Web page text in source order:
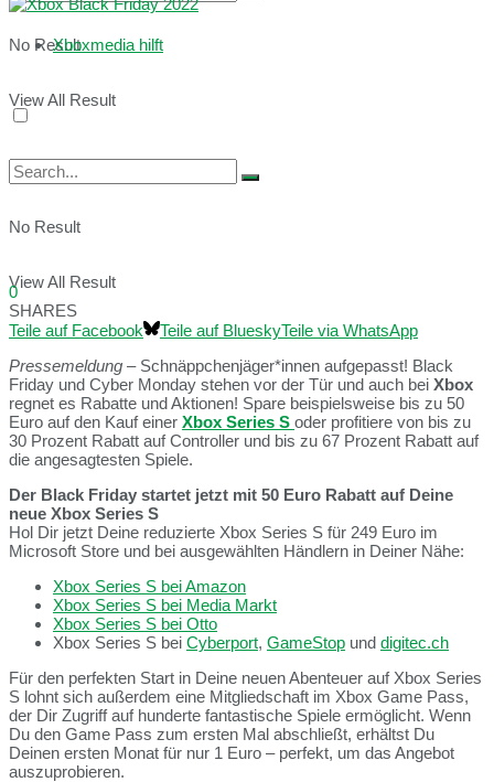
No Result
View All Result
Xboxmedia hilft
No Result
View All Result
0
SHARES
Teile auf Facebook
Teile auf BlueskyTeile via WhatsApp
Pressemeldung – Schnäppchenjäger*innen aufgepasst! Black
Friday und Cyber Monday stehen vor der Tür und auch bei Xbox
regnet es Rabatte und Aktionen! Spare beispielsweise bis zu 50
Euro auf den Kauf einer Xbox Series S oder profitiere von bis zu
30 Prozent Rabatt auf Controller und bis zu 67 Prozent Rabatt auf
die angesagtesten Spiele.
Der Black Friday startet jetzt mit 50 Euro Rabatt auf Deine
neue Xbox Series S
Hol Dir jetzt Deine reduzierte Xbox Series S für 249 Euro im
Microsoft Store und bei ausgewählten Händlern in Deiner Nähe:
Xbox Series S bei Amazon
Xbox Series S bei Media Markt
Xbox Series S bei Otto
Xbox Series S bei Cyberport, GameStop und digitec.ch
Für den perfekten Start in Deine neuen Abenteuer auf Xbox Series
S lohnt sich außerdem eine Mitgliedschaft im Xbox Game Pass,
der Dir Zugriff auf hunderte fantastische Spiele ermöglicht. Wenn
Du den Game Pass zum ersten Mal abschließt, erhältst Du
Deinen ersten Monat für nur 1 Euro – perfekt, um das Angebot
auszuprobieren.